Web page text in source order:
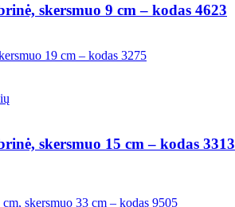
skersmuo 9 cm – kodas 4623
skersmuo 15 cm – kodas 3313